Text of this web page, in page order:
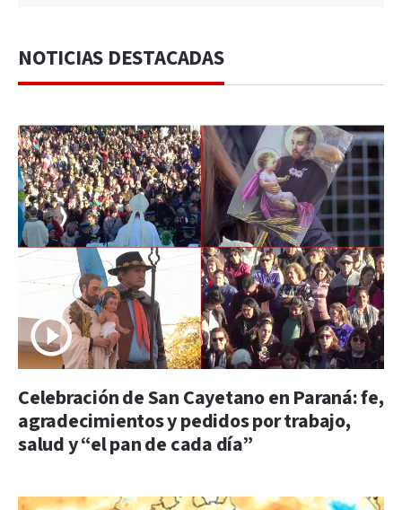
NOTICIAS DESTACADAS
Celebración de San Cayetano en Paraná: fe,
agradecimientos y pedidos por trabajo,
salud y “el pan de cada día”